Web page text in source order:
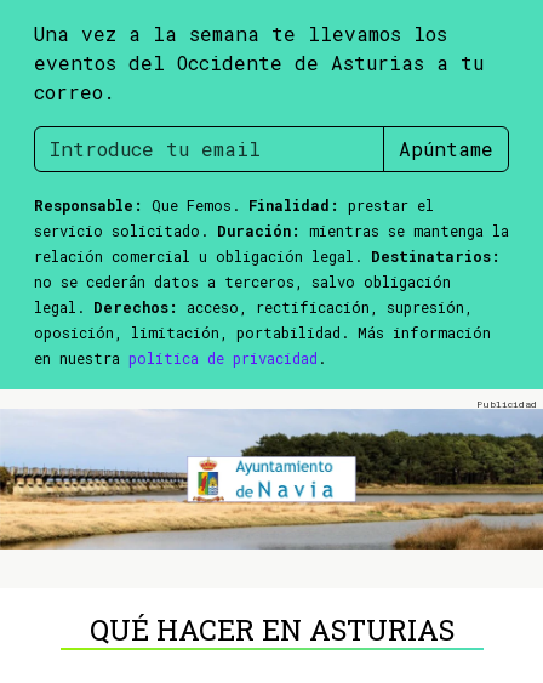
Una vez a la semana te llevamos los
eventos del Occidente de Asturias a tu
correo.
Apúntame
Responsable: Que Femos. Finalidad:
prestar el
servicio solicitado. Duración:
mientras se mantenga la
relación comercial u obligación legal. Destinatarios:
no se cederán datos a terceros, salvo obligación
legal. Derechos:
acceso, rectificación, supresión,
oposición, limitación, portabilidad. Más información
en nuestra política de privacidad .
QUÉ HACER EN ASTURIAS